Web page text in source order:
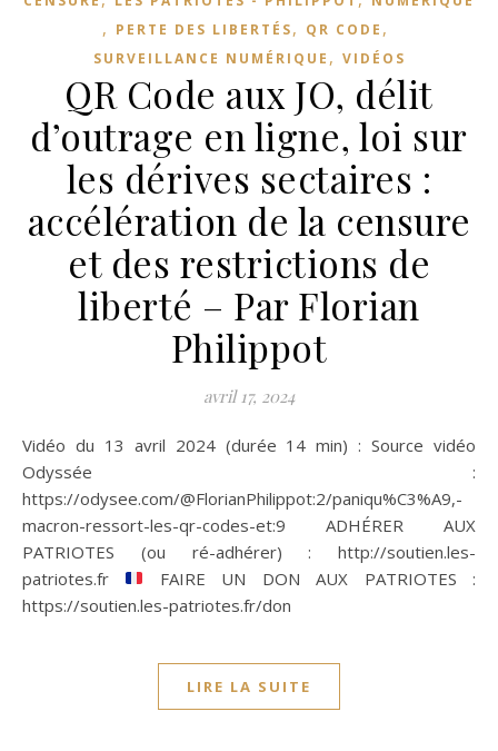
, PERTE DES LIBERTÉS, QR CODE ,
SURVEILLANCE NUMÉRIQUE , VIDÉOS
QR Code aux JO, délit
d’outrage en ligne, loi sur
les dérives sectaires :
accélération de la censure
et des restrictions de
liberté – Par Florian
Philippot
avril 17, 2024
Vidéo du 13 avril 2024 (durée 14 min) : Source vidéo
Odyssée :
https://odysee.com/@FlorianPhilippot:2/paniqu%C3%A9,-
macron-ressort-les-qr-codes-et:9 ADHÉRER AUX
PATRIOTES (ou ré-adhérer) : http://soutien.les-
patriotes.fr
FAIRE UN DON AUX PATRIOTES :
https://soutien.les-patriotes.fr/don
LIRE LA SUITE